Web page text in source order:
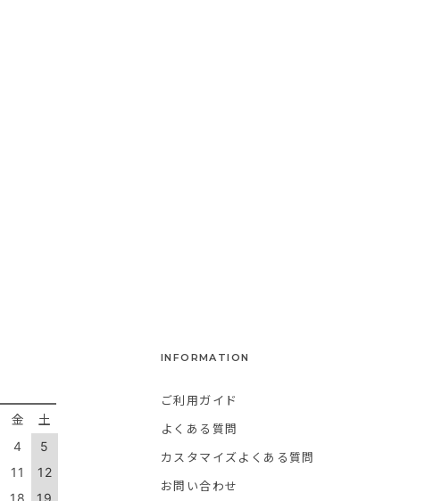
金 土
4
5
11
12
18 19
INFORMATION
ご利用ガイド
よくある質問
カスタマイズよくある質問
お問い合わせ